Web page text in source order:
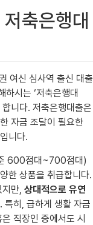
축은행대
여신 심사역 출신 대출
시는 ‘저축은행대
니다. 저축은행대출은
자금 조달이 필요한
니다.
600점대~700점대)
한 상품을 취급합니다.
만, 상대적으로 유연
특히, 급하게 생활 자금
직장인 중에서도 시